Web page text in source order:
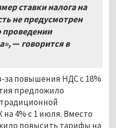
ставки налога на
не предусмотрен
проведении
— говорится в
за повышения НДС с 18%
предложило
традиционной
4% с 1 июля. Вместо
повысить тарифы на